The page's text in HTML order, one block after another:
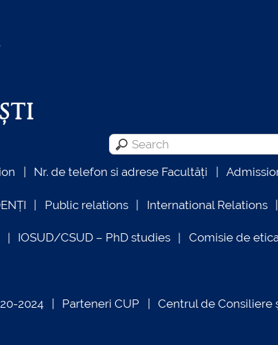
Nr. de telefon si adrese Facultăți
Public relations International Relations
IOSUD/CSUD – PhD studies Comisie de
2024 Parteneri CUP Centrul de Consiliere